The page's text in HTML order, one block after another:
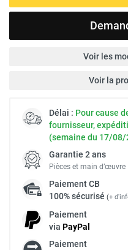
Voir les
Voir la
Délai : Pour cause
fournisseur,
(semaine du 17/08/
Garantie 2 ans
Pièces et main d’œuvre
PaiementCB
100% sécurisé (+
Paiement
via PayPal
Paiement